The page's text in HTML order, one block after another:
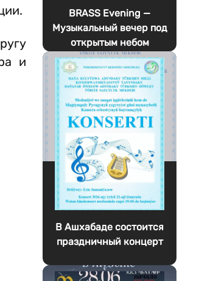
и
BRASS Evening —
Музыкальный вечер под
открытым небом
В Ашхабаде состоится
праздничный концерт